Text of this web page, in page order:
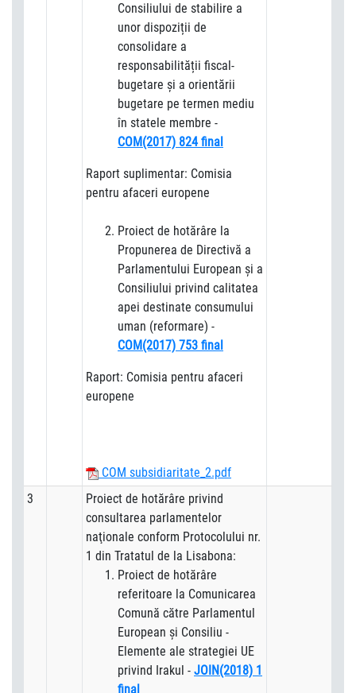
Consiliului de stabilire a
unor dispoziții de
consolidare a
responsabilității fiscal-
bugetare și a orientării
bugetare pe termen mediu
în statele membre -
COM(2017) 824 final
Raport suplimentar: Comisia
pentru afaceri europene
Proiect de hotărâre la
Propunerea de Directivă a
Parlamentului European și a
Consiliului privind calitatea
apei destinate consumului
uman (reformare) -
COM(2017) 753 final
Raport: Comisia pentru afaceri
europene
COM subsidiaritate_2.pdf
3
Proiect de hotărâre privind
consultarea parlamentelor
naţionale conform Protocolului nr.
1 din Tratatul de la Lisabona:
Proiect de hotărâre
referitoare la Comunicarea
Comună către Parlamentul
European și Consiliu -
Elemente ale strategiei UE
privind Irakul - JOIN(2018) 1
final